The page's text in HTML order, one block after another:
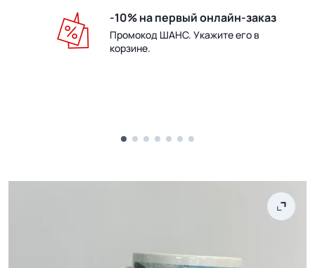
-10% на первый онлайн-заказ
Промокод ШАНС. Укажите его в
корзине.